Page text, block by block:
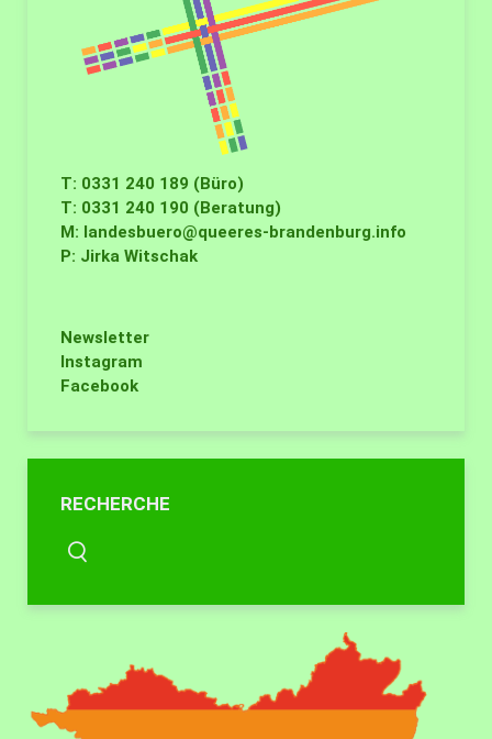
T: 0331 240 189 (Büro)
T: 0331 240 190 (Beratung)
M: landesbuero@queeres-brandenburg.info
P: Jirka Witschak
Newsletter
Instagram
Facebook
RECHERCHE